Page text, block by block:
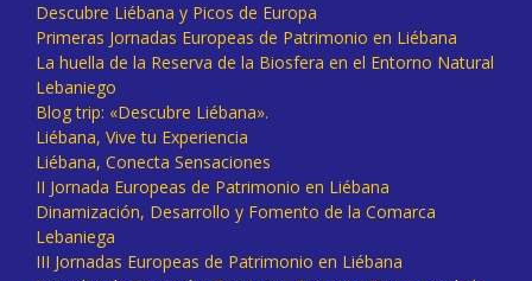
Descubre Liébana y Picos de Europa
Primeras Jornadas Europeas de Patrimonio en Liébana
La huella de la Reserva de la Biosfera en el Entorno Natural
Lebaniego
Blog trip: «Descubre Liébana».
Liébana, Vive tu Experiencia
Liébana, Conecta Sensaciones
II Jornada Europeas de Patrimonio en Liébana
Dinamización, Desarrollo y Fomento de la Comarca
Lebaniega
III Jornadas Europeas de Patrimonio en Liébana